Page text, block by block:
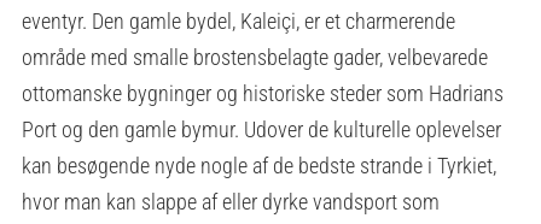
eventyr. Den gamle bydel, Kaleiçi, er et charmerende
område med smalle brostensbelagte gader, velbevarede
ottomanske bygninger og historiske steder som Hadrians
Port og den gamle bymur. Udover de kulturelle oplevelser
kan besøgende nyde nogle af de bedste strande i Tyrkiet,
hvor man kan slappe af eller dyrke vandsport som